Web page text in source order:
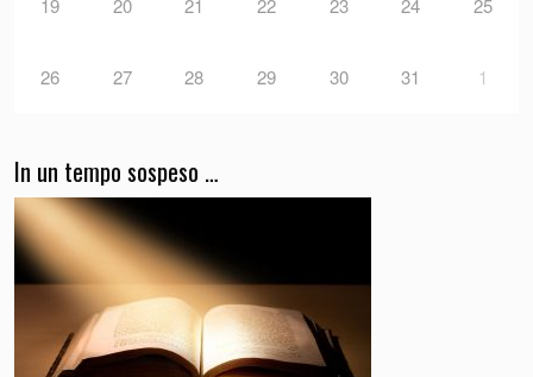
26 27 28 29 30 31 1
In un tempo sospeso …